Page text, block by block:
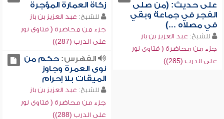
على حديث: (من صلى
الفجر في جماعة وبقي
في مصلاه ...)
للشيخ: عبد العزيز بن باز
جزء من محاضرة ( فتاوى نور
على الدرب (285))
زكاة العمارة المؤجرة
للشيخ: عبد العزيز بن باز
جزء من محاضرة ( فتاوى نور
على الدرب (287))
الفهرس:حكم من
نوى العمرة وجاوز
الميقات بلا إحرام
للشيخ: عبد العزيز بن باز
جزء من محاضرة ( فتاوى نور
على الدرب (288))